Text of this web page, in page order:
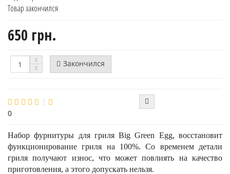
Товар закончился
650 грн.
Закончился
0
Набор фурнитуры для гриля Big Green Egg, восстановит
функционирование гриля на 100%. Со временем детали
гриля получают износ, что может повлиять на качество
приготовления, а этого допускать нельзя.